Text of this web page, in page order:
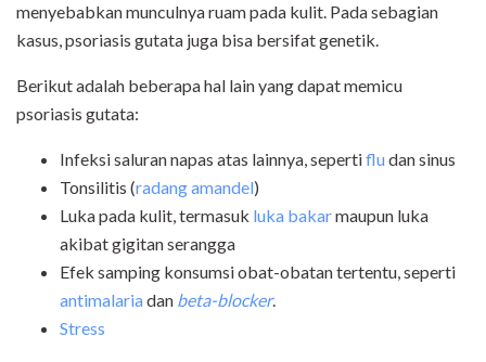
menyebabkan munculnya ruam pada kulit. Pada sebagian
kasus, psoriasis gutata juga bisa bersifat genetik.
Berikut adalah beberapa hal lain yang dapat memicu
psoriasis gutata:
Infeksi saluran napas atas lainnya, sepertifludan sinus
Tonsilitis (radang amandel)
Luka pada kulit, termasuk luka bakarmaupun luka
akibat gigitan serangga
Efek samping konsumsi obat-obatan tertentu, seperti
antimalariadan beta-blocker.
Stress